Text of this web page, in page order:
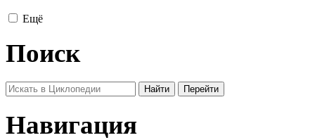
Ещё
Поиск
Навигация